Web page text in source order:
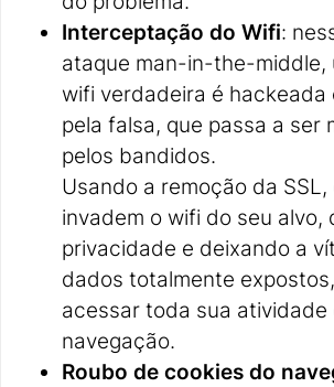
Interceptação do Wifi:
ataque man-in-the-middle,
wifi verdadeira é hackeada
pela falsa, que passa a ser
pelos bandidos.
Usando a remoção da
invadem o wifi do seu alvo,
privacidade e deixando a
dados totalmente
acessar toda sua atividade
navegação.
Roubo de cookies do